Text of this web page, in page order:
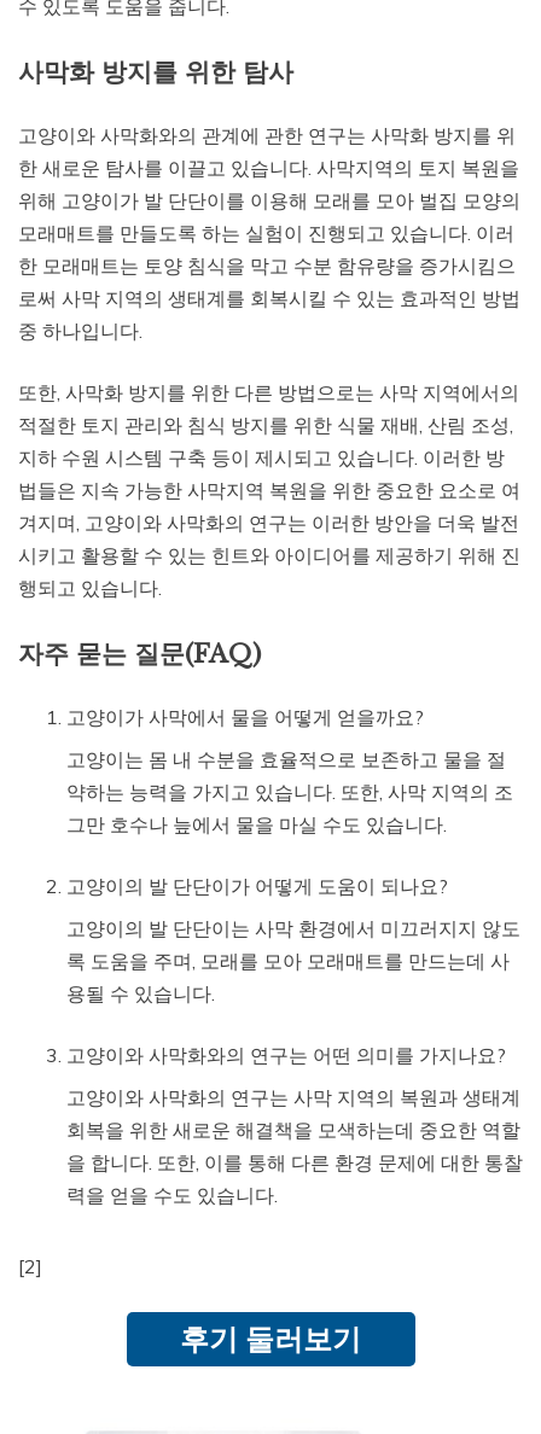
수 있도록 도움을 줍니다.
사막화 방지를 위한 탐사
고양이와 사막화와의 관계에 관한 연구는 사막화 방지를 위
한 새로운 탐사를 이끌고 있습니다. 사막지역의 토지 복원을
위해 고양이가 발 단단이를 이용해 모래를 모아 벌집 모양의
모래매트를 만들도록 하는 실험이 진행되고 있습니다. 이러
한 모래매트는 토양 침식을 막고 수분 함유량을 증가시킴으
로써 사막 지역의 생태계를 회복시킬 수 있는 효과적인 방법
중 하나입니다.
또한, 사막화 방지를 위한 다른 방법으로는 사막 지역에서의
적절한 토지 관리와 침식 방지를 위한 식물 재배, 산림 조성,
지하 수원 시스템 구축 등이 제시되고 있습니다. 이러한 방
법들은 지속 가능한 사막지역 복원을 위한 중요한 요소로 여
겨지며, 고양이와 사막화의 연구는 이러한 방안을 더욱 발전
시키고 활용할 수 있는 힌트와 아이디어를 제공하기 위해 진
행되고 있습니다.
자주 묻는 질문(FAQ)
고양이가 사막에서 물을 어떻게 얻을까요?
고양이는 몸 내 수분을 효율적으로 보존하고 물을 절
약하는 능력을 가지고 있습니다. 또한, 사막 지역의 조
그만 호수나 늪에서 물을 마실 수도 있습니다.
고양이의 발 단단이가 어떻게 도움이 되나요?
고양이의 발 단단이는 사막 환경에서 미끄러지지 않도
록 도움을 주며, 모래를 모아 모래매트를 만드는데 사
용될 수 있습니다.
고양이와 사막화와의 연구는 어떤 의미를 가지나요?
고양이와 사막화의 연구는 사막 지역의 복원과 생태계
회복을 위한 새로운 해결책을 모색하는데 중요한 역할
을 합니다. 또한, 이를 통해 다른 환경 문제에 대한 통찰
력을 얻을 수도 있습니다.
[2]
후기 둘러보기